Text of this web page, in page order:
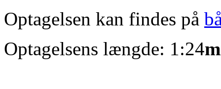
Optagelsen kan findes på
Optagelsens længde: 1:24